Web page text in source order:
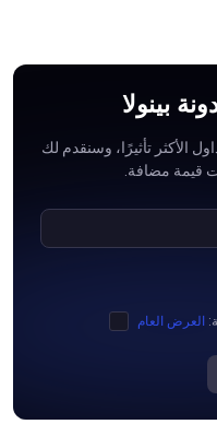
بينولا
الأكثر تأثيرًا، وسنقدم لك
قيمة مضافة.
العرض العام